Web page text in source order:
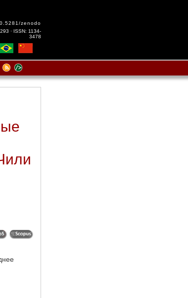
zenodo
· ISSN: 1134-
3478